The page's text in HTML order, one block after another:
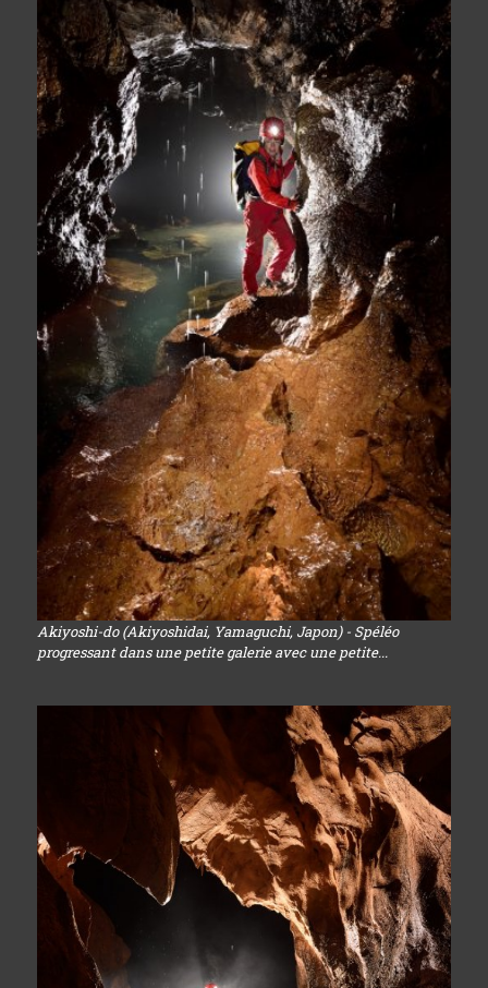
Akiyoshi-do (Akiyoshidai, Yamaguchi, Japon) - Spéléo
progressant dans une petite galerie avec une petite...